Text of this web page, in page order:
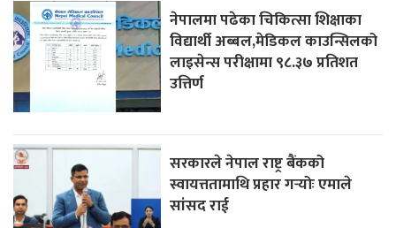
नेपालमा पढेका चिकित्सा शिक्षाका
विद्यार्थी अब्बल,मेडिकल काउन्सिलको
लाइसेन्स परीक्षामा ९८.३७ प्रतिशत
उत्तिर्ण
सरकारले नेपाल राष्ट्र बैंकको
स्वायत्ततामाथि प्रहार गर्‍योः एमाले
सांसद राई